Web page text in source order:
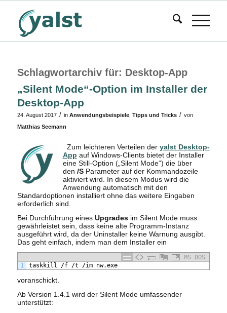
Schlagwortarchiv für: Desktop-App
„Silent Mode“-Option im Installer der
Desktop-App
24. August 2017 / in Anwendungsbeispiele, Tipps und Tricks / von
Matthias Seemann
Zum leichteren Verteilen der yalst Desktop-
App auf Windows-Clients bietet der Installer
eine Still-Option („Silent Mode“) die über
den /SParameter auf der Kommandozeile
aktiviert wird. In diesem Modus wird die
Anwendung automatisch mit den
Standardoptionen installiert ohne das weitere Eingaben
erforderlich sind.
Bei Durchführung eines Upgradesim Silent Mode muss
gewährleistet sein, dass keine alte Programm-Instanz
ausgeführt wird, da der Uninstaller keine Warnung ausgibt.
Das geht einfach, indem man dem Installer ein
MS DOS
1
taskkill /f /t /im nw.exe
voranschickt.
Ab Version 1.4.1 wird der Silent Mode umfassender
unterstützt: